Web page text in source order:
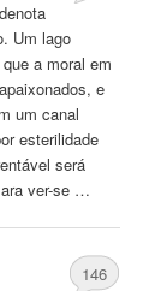
. Um lago
a moral em
e
um canal
esterilidade
será
ver-se …
146